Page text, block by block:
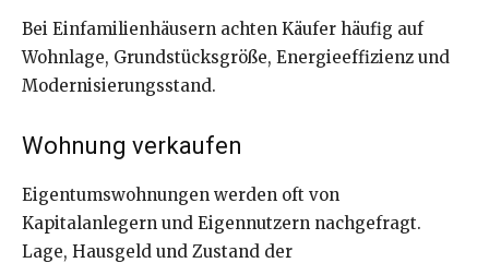
Bei Einfamilienhäusern achten Käufer häufig auf
Wohnlage, Grundstücksgröße, Energieeffizienz und
Modernisierungsstand.
Wohnung verkaufen
Eigentumswohnungen werden oft von
Kapitalanlegern und Eigennutzern nachgefragt.
Lage, Hausgeld und Zustand der